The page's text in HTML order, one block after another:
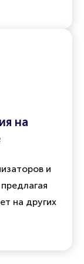
на
и
на других